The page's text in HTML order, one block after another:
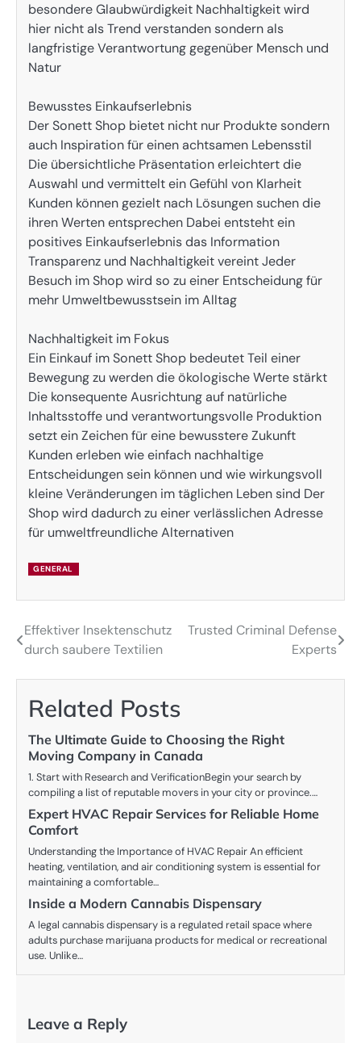
besondere Glaubwürdigkeit Nachhaltigkeit wird
hier nicht als Trend verstanden sondern als
langfristige Verantwortung gegenüber Mensch und
Natur
Bewusstes Einkaufserlebnis
Der Sonett Shop bietet nicht nur Produkte sondern
auch Inspiration für einen achtsamen Lebensstil
Die übersichtliche Präsentation erleichtert die
Auswahl und vermittelt ein Gefühl von Klarheit
Kunden können gezielt nach Lösungen suchen die
ihren Werten entsprechen Dabei entsteht ein
positives Einkaufserlebnis das Information
Transparenz und Nachhaltigkeit vereint Jeder
Besuch im Shop wird so zu einer Entscheidung für
mehr Umweltbewusstsein im Alltag
Nachhaltigkeit im Fokus
Ein Einkauf im Sonett Shop bedeutet Teil einer
Bewegung zu werden die ökologische Werte stärkt
Die konsequente Ausrichtung auf natürliche
Inhaltsstoffe und verantwortungsvolle Produktion
setzt ein Zeichen für eine bewusstere Zukunft
Kunden erleben wie einfach nachhaltige
Entscheidungen sein können und wie wirkungsvoll
kleine Veränderungen im täglichen Leben sind Der
Shop wird dadurch zu einer verlässlichen Adresse
für umweltfreundliche Alternativen
GENERAL
Post
Effektiver Insektenschutz
durch saubere Textilien
Trusted Criminal Defense
Experts
Related Posts
The Ultimate Guide to Choosing the Right
Moving Company in Canada
1. Start with Research and VerificationBegin your search by
compiling a list of reputable movers in your city or province.…
Expert HVAC Repair Services for Reliable Home
Comfort
Understanding the Importance of HVAC Repair An efficient
heating, ventilation, and air conditioning system is essential for
maintaining a comfortable…
Inside a Modern Cannabis Dispensary
A legal cannabis dispensary is a regulated retail space where
adults purchase marijuana products for medical or recreational
use. Unlike…
Leave a Reply